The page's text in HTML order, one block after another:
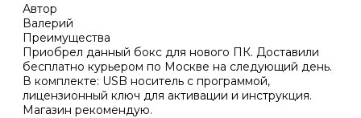
Автор
Валерий
Преимущества
Приобрел данный бокс для нового ПК. Доставили
бесплатно курьером по Москве на следующий день.
В комплекте: USB носитель с программой,
лицензионный ключ для активации и инструкция.
Магазин рекомендую.